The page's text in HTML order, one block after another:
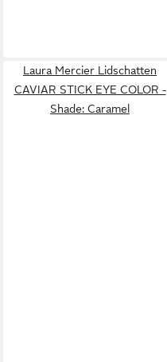
Laura Mercier Lidschatten
CAVIAR STICK EYE COLOR -
Shade: Caramel